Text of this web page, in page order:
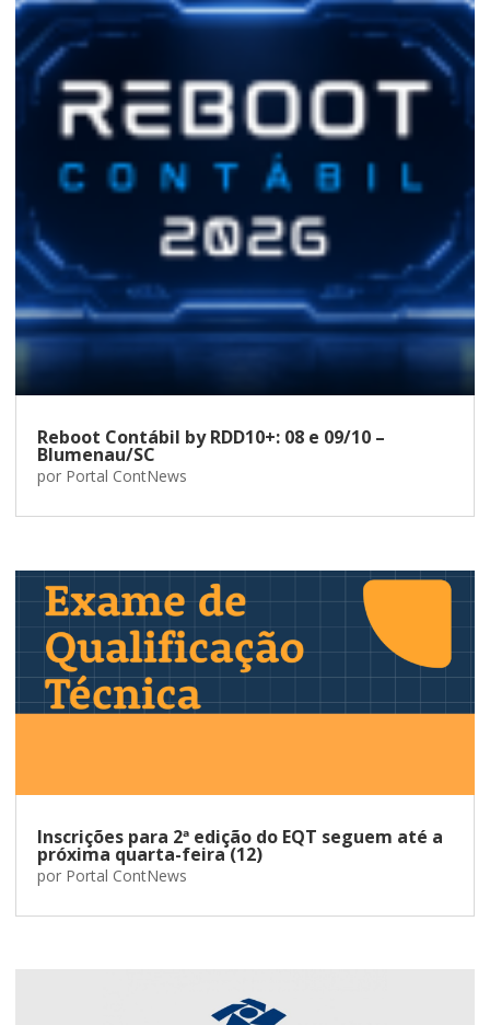
Reboot Contábil by RDD10+: 08 e 09/10 –
Blumenau/SC
por Portal ContNews
Inscrições para 2ª edição do EQT seguem até a
próxima quarta-feira (12)
por Portal ContNews